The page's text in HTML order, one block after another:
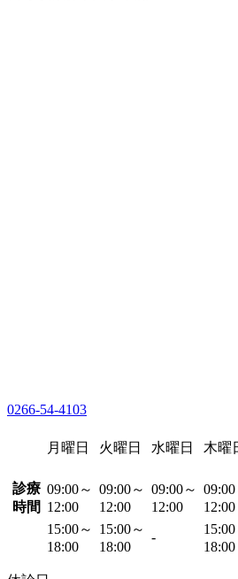
0266-54-4103
月曜日 火曜日 水曜日 木曜
診療
時間
09:00～
12:00
09:00～
12:00
09:00～
12:00
09:00
12:00
15:00～
18:00
15:00～
18:00
-
15:00
18:00